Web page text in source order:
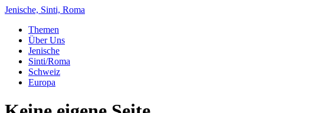
Jenische, Sinti, Roma
Themen
Über Uns
Jenische
Sinti/Roma
Schweiz
Europa